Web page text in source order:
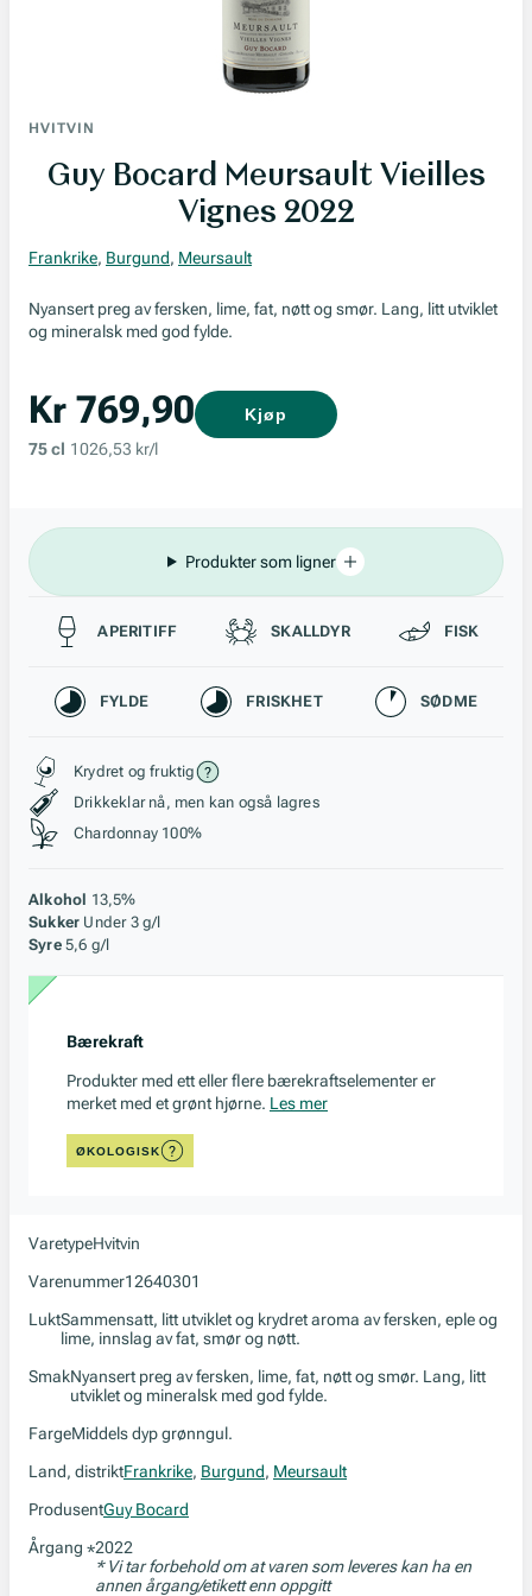
HVITVIN
Guy Bocard Meursault Vieilles
Vignes 2022
Frankrike, Burgund, Meursault
Nyansert preg av fersken, lime, fat, nøtt og smør. Lang, litt utviklet
og mineralsk med god fylde.
Kr 769,90
75 cl 1026,53 kr/l
Kjøp
Produkter som ligner
Passer til
APERITIFF SKALLDYR FISK
Karakteristikk
FYLDE FRISKHET SØDME
Stil, lagring og råstoff
Krydret og fruktig
Drikkeklar nå, men kan også lagres
Chardonnay 100%
Alkohol 13,5%
Sukker Under 3 g/l
Syre 5,6 g/l
Bærekraft
Produkter med ett eller flere bærekraftselementer er
merket med et grønt hjørne. Les mer
ØKOLOGISK
VaretypeHvitvin
Varenummer12640301
LuktSammensatt, litt utviklet og krydret aroma av fersken, eple og
lime, innslag av fat, smør og nøtt.
SmakNyansert preg av fersken, lime, fat, nøtt og smør. Lang, litt
utviklet og mineralsk med god fylde.
FargeMiddels dyp grønngul.
Land, distriktFrankrike, Burgund, Meursault
ProdusentGuy Bocard
Årgang *2022
* Vi tar forbehold om at varen som leveres kan ha en
annen årgang/etikett enn oppgitt